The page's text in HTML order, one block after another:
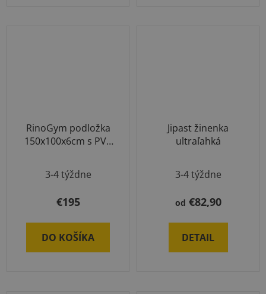
RinoGym podložka
150x100x6cm s PVC
3-4 týždne
€195
DO KOŠÍKA
Jipast žinenka
ultraľahká
hodnotenie
produktu
z
3-4 týždne
od €82,90
DETAIL